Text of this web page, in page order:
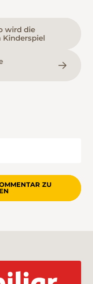
wird die
ZU